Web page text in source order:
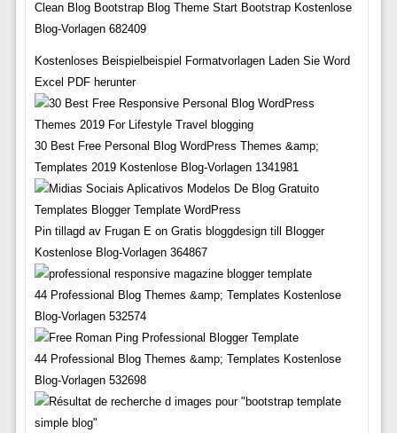
Clean Blog Bootstrap Blog Theme Start Bootstrap Kostenlose
Blog-Vorlagen 682409
Kostenloses Beispielbeispiel Formatvorlagen Laden Sie Word
Excel PDF herunter
30 Best Free Personal Blog WordPress Themes &amp;
Templates 2019 Kostenlose Blog-Vorlagen 1341981
Pin tillagd av Frugan E on Gratis bloggdesign till Blogger
Kostenlose Blog-Vorlagen 364867
44 Professional Blog Themes &amp; Templates Kostenlose
Blog-Vorlagen 532574
44 Professional Blog Themes &amp; Templates Kostenlose
Blog-Vorlagen 532698